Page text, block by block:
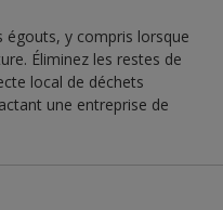
égouts, y compris lorsque
Éliminez les restes de
local de déchets
une entreprise de